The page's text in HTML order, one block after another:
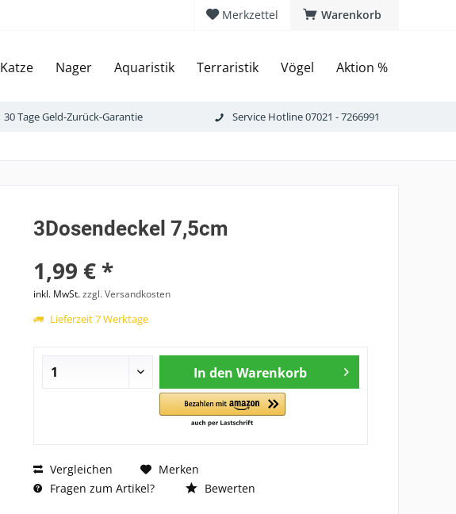
Warenkorb
Merkzettel
Katze Nager Aquaristik Terraristik Vögel Aktion %
30 Tage Geld-Zurück-Garantie Service Hotline 07021 - 7266991
3Dosendeckel 7,5cm
1,99 € *
inkl. MwSt.zzgl. Versandkosten
Lieferzeit 7 Werktage
In den Warenkorb
Vergleichen
Merken
Fragen zum Artikel?
Bewerten